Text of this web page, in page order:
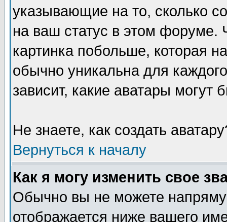
указывающие на то, сколько
на ваш статус в этом форуме.
картинка побольше, которая
обычно уникальна для
зависит, какие аватары могут
Не знаете, как создать
Вернуться к началу
Как я могу изменить свое
Обычно вы не можете
отображается ниже вашего